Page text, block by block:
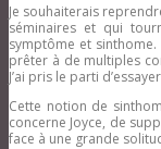
Je souhaiterais
séminaires et qui
symptôme et
prêter à de multiples
J’ai pris le parti
Cette notion de
concerne Joyce, de
face à une grande